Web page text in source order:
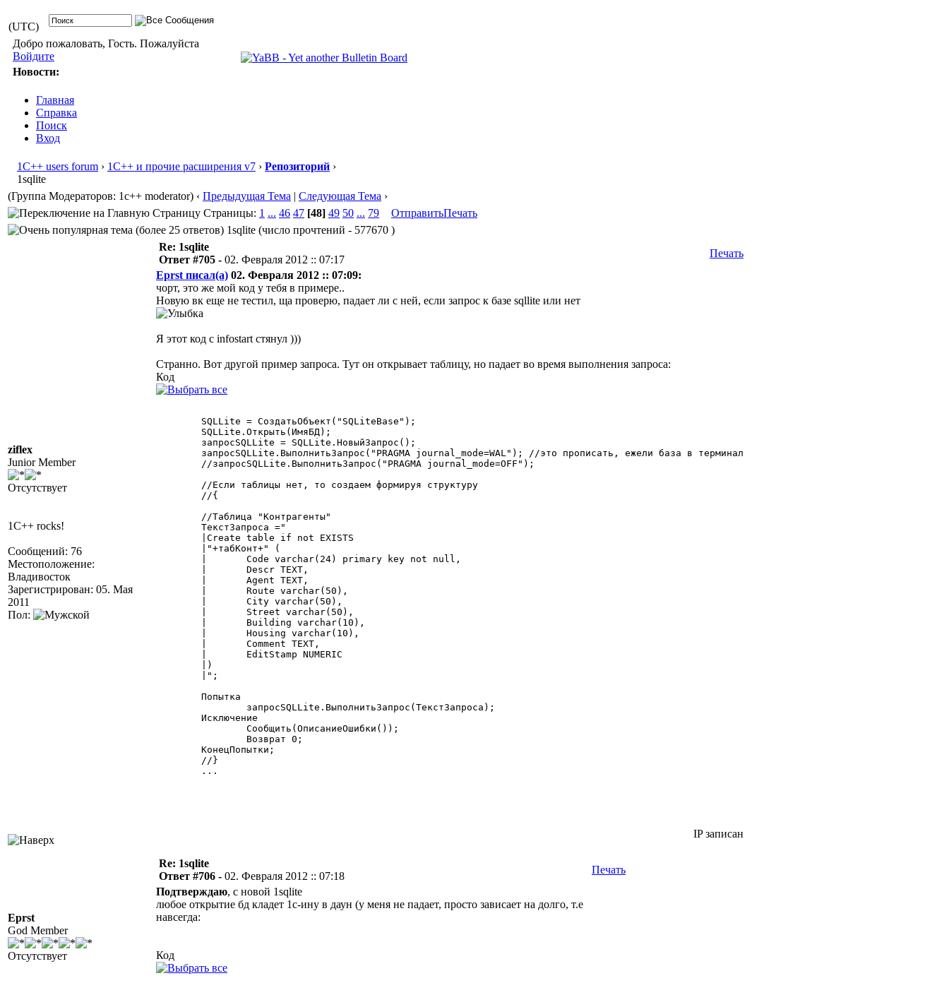
(UTC)
Добро пожаловать, Гость. Пожалуйста
Войдите
Новости:
Главная
Справка
Поиск
Вход
1С++ users forum › 1С++ и прочие расширения v7 › Репозиторий ›
1sqlite
(Группа Модераторов: 1c++ moderator) ‹ Предыдущая Тема | Следующая Тема ›
Страницы: 1 ... 46 47 [48] 49 50 ... 79 ОтправитьПечать
1sqlite (число прочтений - 577670 )
ziflex
Junior Member
Отсутствует
1C++ rocks!
Сообщений: 76
Местоположение:
Владивосток
Зарегистрирован: 05. Мая
2011
Пол:
Re: 1sqlite
Ответ #705 - 02. Февраля 2012 :: 07:17
Печать
Eprst писал(а) 02. Февраля 2012 :: 07:09:
чорт, это же мой код у тебя в примере..
Новую вк еще не тестил, ща проверю, падает ли с ней, если запрос к базе sqllite или нет
Я этот код c infostart стянул )))
Странно. Вот другой пример запроса. Тут он открывает таблицу, но падает во время выполнения запроса:
Код
IP записан
Eprst
God Member
Отсутствует
Re: 1sqlite
Ответ #706 - 02. Февраля 2012 :: 07:18
Печать
Подтверждаю, с новой 1sqlite
любое открытие бд кладет 1с-ину в даун (у меня не падает, просто зависает на долго, т.е
навсегда:
Код